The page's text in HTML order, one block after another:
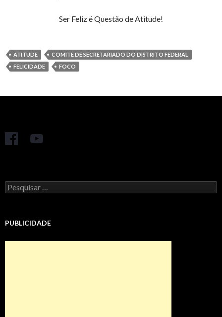
Ser Feliz é Questão de Atitude!
ATITUDE
COMITÊ DE SECRETARIADO DO DISTRITO FEDERAL
FELICIDADE
FOCO
Pesquisar
por:
PUBLICIDADE